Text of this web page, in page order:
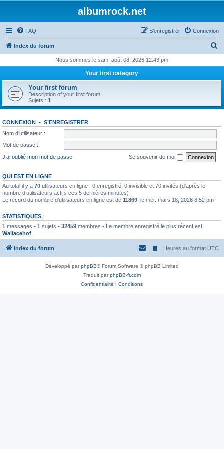
albumrock.net
FAQ Connexion
S’enregistrer
Index du forum
h
r
Nous sommes le sam. août 08, 2026 12:43 pm
Your first category
Your first forum
Description of your first forum.
Sujets : 1
CONNEXION • S’ENREGISTRER
Nom d’utilisateur :
Mot de passe :
J’ai oublié mon mot de passe
Se souvenir de moi
QUI EST EN LIGNE
Au total il y a 70 utilisateurs en ligne : 0 enregistré, 0 invisible et 70 invités (d’après le
nombre d’utilisateurs actifs ces 5 dernières minutes)
Le record du nombre d’utilisateurs en ligne est de 11869 , le mer. mars 18, 2026 8:52 pm
STATISTIQUES
1 messages • 1 sujets • 32459 membres • Le membre enregistré le plus récent est
Wallacehof
Index du forum Heures au format UTC
Développé parphpBB® Forum Software © phpBB Limited
Traduit parphpBB-fr.com
Confidentialité | Conditions